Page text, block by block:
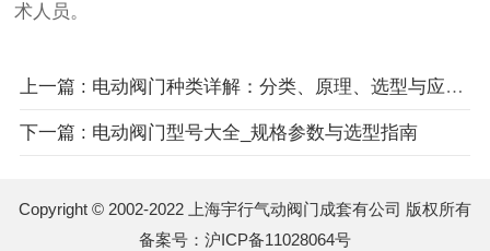
术人员。
上一篇 : 电动阀门种类详解：分类、原理、选型与应用指南
下一篇 : 电动阀门型号大全_规格参数与选型指南
Copyright © 2002-2022 上海宇行气动阀门成套有公司 版权所有
备案号： 沪ICP备11028064号